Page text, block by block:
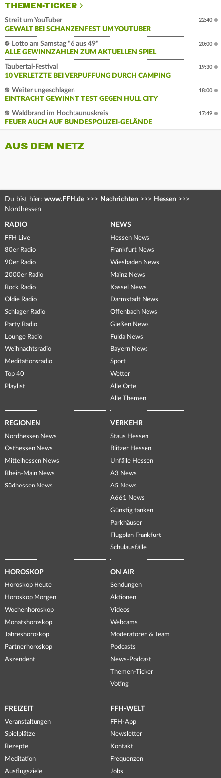
THEMEN-TICKER
Streit um YouTuber
GEWALT BEI SCHANZENFEST UM YOUTUBER
22:40
Lotto am Samstag "6 aus 49"
ALLE GEWINNZAHLEN ZUM AKTUELLEN SPIEL
20:00
Taubertal-Festival
10 VERLETZTE BEI VERPUFFUNG DURCH CAMPING
19:30
Weiter ungeschlagen
EINTRACHT GEWINNT TEST GEGEN HULL CITY
18:00
Waldbrand im Hochtaunuskreis
FEUER AUCH AUF BUNDESPOLIZEI-GELÄNDE
17:49
AUS DEM NETZ
Du bist hier: www.FFH.de >>> Nachrichten >>> Hessen >>>
Nordhessen
RADIO
FFH Live
80er Radio
90er Radio
2000er Radio
Rock Radio
Oldie Radio
Schlager Radio
Party Radio
Lounge Radio
Weihnachtsradio
Meditationsradio
Top 40
Playlist
NEWS
Hessen News
Frankfurt News
Wiesbaden News
Mainz News
Kassel News
Darmstadt News
Offenbach News
Gießen News
Fulda News
Bayern News
Sport
Wetter
Alle Orte
Alle Themen
REGIONEN
Nordhessen News
Osthessen News
Mittelhessen News
Rhein-Main News
Südhessen News
VERKEHR
Staus Hessen
Blitzer Hessen
Unfälle Hessen
A3 News
A5 News
A661 News
Günstig tanken
Parkhäuser
Flugplan Frankfurt
Schulausfälle
HOROSKOP
Horoskop Heute
Horoskop Morgen
Wochenhoroskop
Monatshoroskop
Jahreshoroskop
Partnerhoroskop
Aszendent
ON AIR
Sendungen
Aktionen
Videos
Webcams
Moderatoren & Team
Podcasts
News-Podcast
Themen-Ticker
Voting
FREIZEIT
Veranstaltungen
Spielplätze
Rezepte
Meditation
Ausflugsziele
FFH-WELT
FFH-App
Newsletter
Kontakt
Frequenzen
Jobs